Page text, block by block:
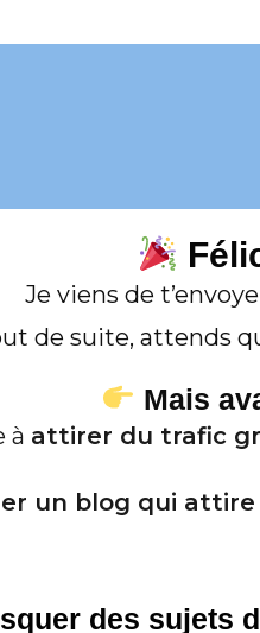
Je viens de
de suite, attends
Mais
à attirer du trafic
un blog qui
des sujets